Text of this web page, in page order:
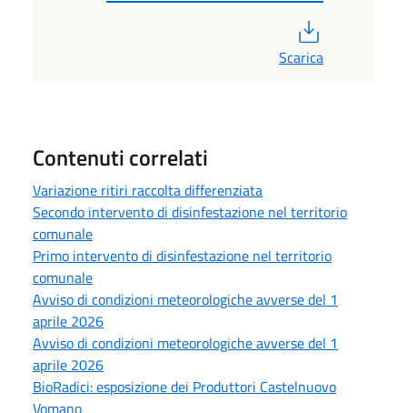
Scarica
Contenuti correlati
Variazione ritiri raccolta differenziata
Secondo intervento di disinfestazione nel territorio
comunale
Primo intervento di disinfestazione nel territorio
comunale
Avviso di condizioni meteorologiche avverse del 1
aprile 2026
Avviso di condizioni meteorologiche avverse del 1
aprile 2026
BioRadici: esposizione dei Produttori Castelnuovo
Vomano